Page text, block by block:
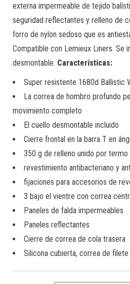
externa impermeable de tejido
seguridad reflectantes y relleno de
forro de nylon sedoso que es
Compatible con Lemieux Liners. Se
desmontable. Características:
Super resistente 1680d Ballistic
La correa de hombro profundo
movimiento completo
El cuello desmontable incluido
Cierre frontal en la barra T en
350 g de relleno unido por termo
revestimiento antibacteriano y
fijaciones para accesorios de
3 bajo el vientre con correa
Paneles de falda impermeables
Paneles reflectantes
Cierre de correa de cola trasera
Silicona cubierta, correa de